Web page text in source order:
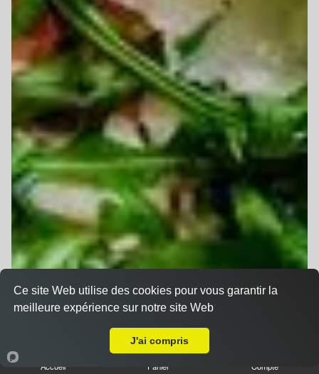
Accueil Panier Compte
Ce site Web utilise des cookies pour vous garantir la
meilleure expérience sur notre site Web
J'ai compris